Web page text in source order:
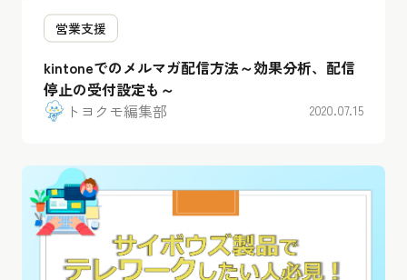
営業支援
kintoneでのメルマガ配信方法～効果分析、配信
停止の受付設定も～
トヨクモ編集部
2020.07.15